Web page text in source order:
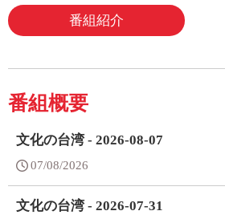
番組紹介
番組概要
文化の台湾 - 2026-08-07
07/08/2026
文化の台湾 - 2026-07-31